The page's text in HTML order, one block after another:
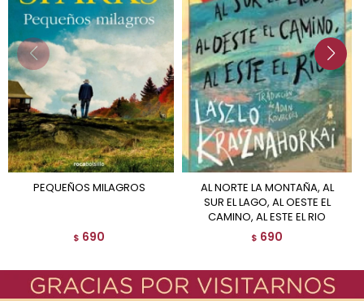
PEQUEÑOS MILAGROS
$ 690
AL NORTE LA MONTAÑA, AL
SUR EL LAGO, AL OESTE EL
CAMINO, AL ESTE EL RIO
$ 690